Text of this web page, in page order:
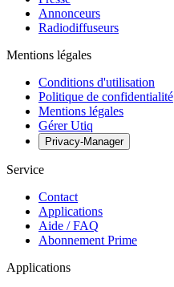
Annonceurs
Radiodiffuseurs
Mentions légales
Conditions d'utilisation
Politique de confidentialité
Mentions légales
Gérer Utiq
Privacy-Manager
Service
Contact
Applications
Aide / FAQ
Abonnement Prime
Applications